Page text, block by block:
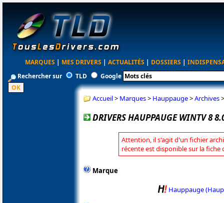
MARQUES | MES DRIVERS | ACTUALITÉS | DOSSIERS |
Rechercher sur
TLD Google
Accueil> Marques> Hauppauge>Archives
DRIVERS HAUPPAUGE WINTV 8
Attention, il s'agit d'un fichier
récente est disponible sur la fiche
Marque
Hauppauge